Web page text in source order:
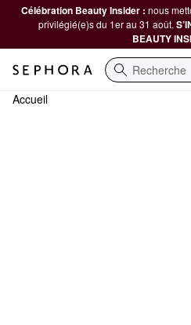
Célébration Beauty Insider : nous
privilégié(e)s du 1er au 31 août.
BEAUTY
Recherche
Accueil